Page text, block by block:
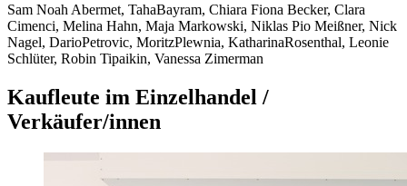
Sam Noah Abermet, TahaBayram, Chiara Fiona Becker, Clara
Cimenci, Melina Hahn, Maja Markowski, Niklas Pio Meißner, Nick
Nagel, DarioPetrovic, MoritzPlewnia, KatharinaRosenthal, Leonie
Schlüter, Robin Tipaikin, Vanessa Zimerman
Kaufleute im Einzelhandel /
Verkäufer/innen